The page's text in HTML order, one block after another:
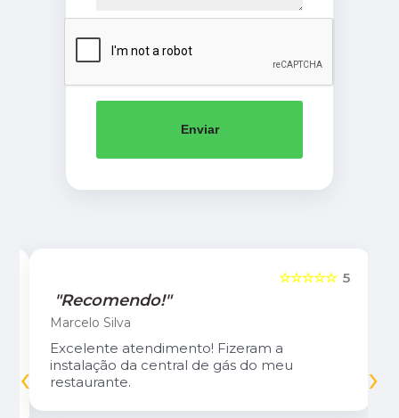
Enviar
5
☆☆☆☆☆
"Recomendo!"
Marcelo Silva
Excelente atendimento! Fizeram a
instalação da central de gás do meu
restaurante.
‹ ›